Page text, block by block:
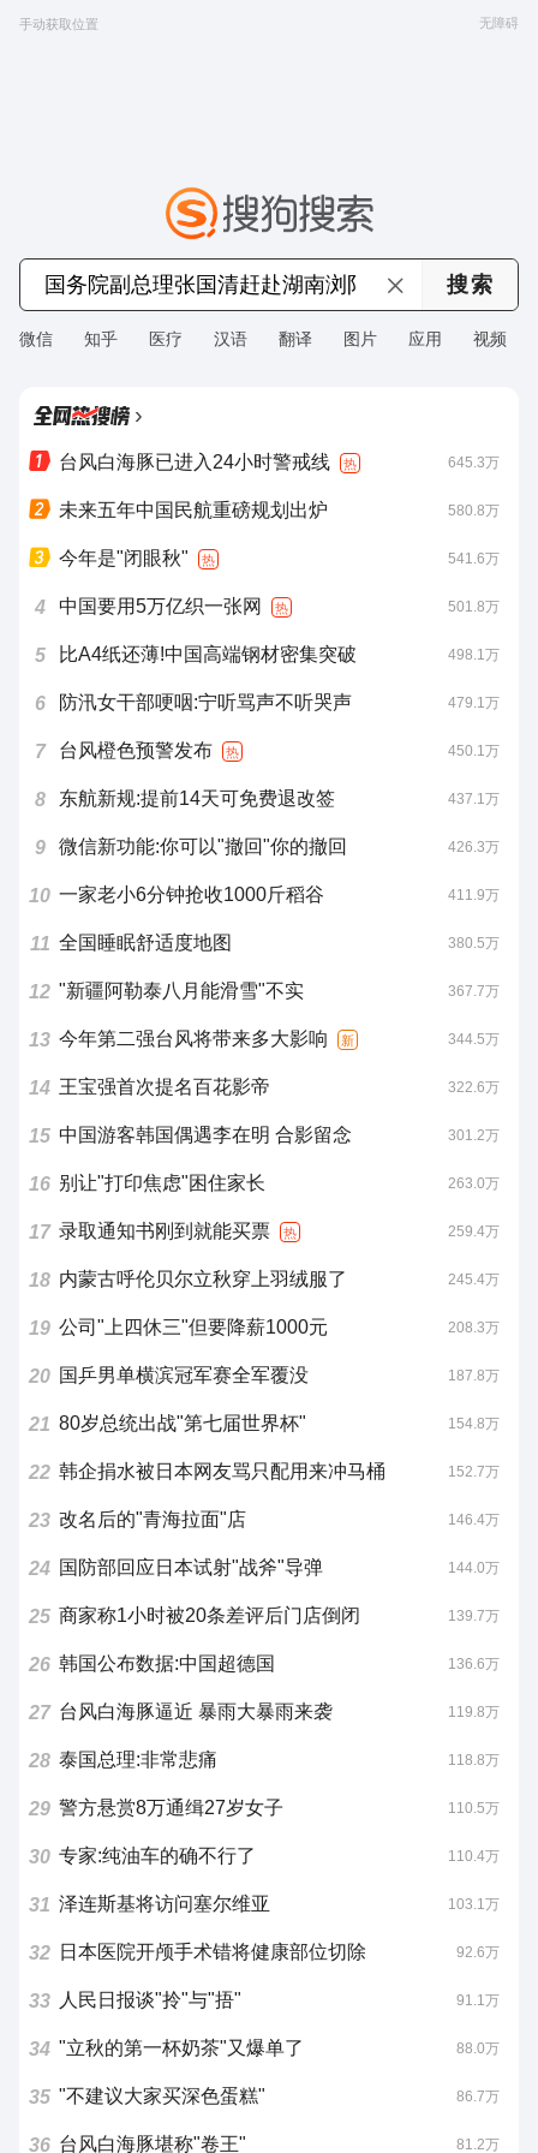
手动获取位置 无障碍
微信 知乎 医疗 汉语 翻译 图片 应用 视频
›
台风白海豚已进入24小时警戒线 热 645.3万
未来五年中国民航重磅规划出炉 580.8万
今年是"闭眼秋" 热 541.6万
4 中国要用5万亿织一张网 热 501.8万
5 比A4纸还薄!中国高端钢材密集突破 498.1万
6 防汛女干部哽咽:宁听骂声不听哭声 479.1万
7 台风橙色预警发布 热 450.1万
8 东航新规:提前14天可免费退改签 437.1万
9 微信新功能:你可以"撤回"你的撤回 426.3万
10 一家老小6分钟抢收1000斤稻谷 411.9万
11 全国睡眠舒适度地图 380.5万
12 "新疆阿勒泰八月能滑雪"不实 367.7万
13 今年第二强台风将带来多大影响 新 344.5万
14 王宝强首次提名百花影帝 322.6万
15 中国游客韩国偶遇李在明 合影留念 301.2万
16 别让"打印焦虑"困住家长 263.0万
17 录取通知书刚到就能买票 热 259.4万
18 内蒙古呼伦贝尔立秋穿上羽绒服了 245.4万
19 公司"上四休三"但要降薪1000元 208.3万
20 国乒男单横滨冠军赛全军覆没 187.8万
21 80岁总统出战"第七届世界杯" 154.8万
22 韩企捐水被日本网友骂只配用来冲马桶 152.7万
23 改名后的"青海拉面"店 146.4万
24 国防部回应日本试射"战斧"导弹 144.0万
25 商家称1小时被20条差评后门店倒闭 139.7万
26 韩国公布数据:中国超德国 136.6万
27 台风白海豚逼近 暴雨大暴雨来袭 119.8万
28 泰国总理:非常悲痛 118.8万
29 警方悬赏8万通缉27岁女子 110.5万
30 专家:纯油车的确不行了 110.4万
31 泽连斯基将访问塞尔维亚 103.1万
32 日本医院开颅手术错将健康部位切除 92.6万
33 人民日报谈"拎"与"捂" 91.1万
34 "立秋的第一杯奶茶"又爆单了 88.0万
35 "不建议大家买深色蛋糕" 86.7万
36 台风白海豚堪称"卷王" 81.2万